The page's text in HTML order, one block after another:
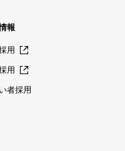
報
用
用
者採用